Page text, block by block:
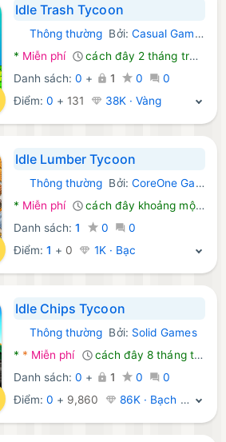
Idle Trash Tycoon
Android Trò chơi:
Thông thường Bởi: Casual Games For Fun
* Miễn phí
cách đây 2 tháng trước
Danh sách:0 + 1 0
0
Điểm: 0 + 131 38K · Vàng
Idle Lumber Tycoon
Android Trò chơi:
Thông thường Bởi: CoreOne Games
* Miễn phí
cách đây khoảng một tháng trước
Danh sách:1 0
0
Điểm: 1 + 0 1K · Bạc
Idle Chips Tycoon
Android Trò chơi:
Thông thường Bởi: Solid Games
* * Miễn phí
cách đây 8 tháng trước
Danh sách:0 + 1 0
0
Điểm: 0 + 9,860 86K · Bạch Kim